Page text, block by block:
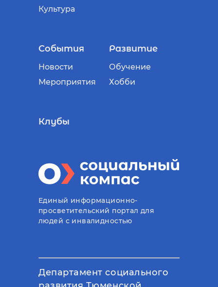
Культура
События
Новости
Мероприятия
Развитие
Обучение
Хобби
Клубы
Единый информационно-
просветительский портал для
людей с инвалидностью
Департамент социального